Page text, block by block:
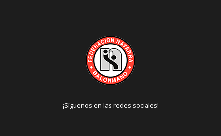
¡Síguenos en las redes sociales!